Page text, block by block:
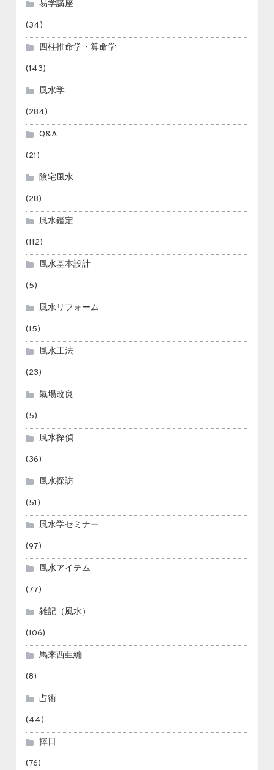
易学講座
(34)
四柱推命学・算命学
(143)
風水学
(284)
Q&A
(21)
陰宅風水
(28)
風水鑑定
(112)
風水基本設計
(5)
風水リフォーム
(15)
風水工法
(23)
氣場改良
(5)
風水探偵
(36)
風水探訪
(51)
風水学セミナー
(97)
風水アイテム
(77)
雑記（風水）
(106)
馬来西亜編
(8)
占術
(44)
擇日
(76)